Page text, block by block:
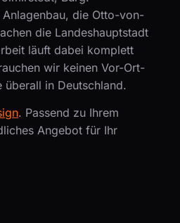
die Otto-von-
die Landeshauptstadt
läuft dabei komplett
wir keinen Vor-Ort-
in Deutschland.
. Passend zu Ihrem
Angebot für Ihr